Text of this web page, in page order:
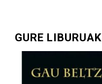
GURE LIBURUAK